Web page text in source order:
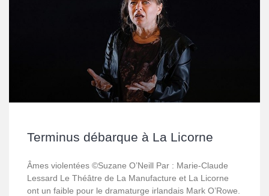
Terminus débarque à La Licorne
Âmes violentées ©Suzane O’Neill Par : Marie-Claude
Lessard Le Théâtre de La Manufacture et La Licorne
ont un faible pour le dramaturge irlandais Mark O’Rowe.